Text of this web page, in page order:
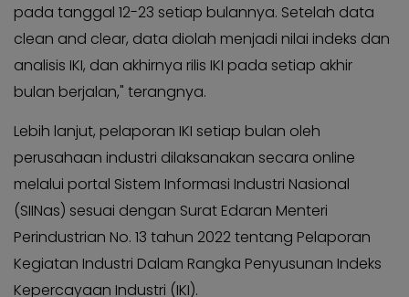
pada tanggal 12-23 setiap bulannya. Setelah data
clean and clear, data diolah menjadi nilai indeks dan
analisis IKI, dan akhirnya rilis IKI pada setiap akhir
bulan berjalan," terangnya.
Lebih lanjut, pelaporan IKI setiap bulan oleh
perusahaan industri dilaksanakan secara online
melalui portal Sistem Informasi Industri Nasional
(SIINas) sesuai dengan Surat Edaran Menteri
Perindustrian No. 13 tahun 2022 tentang Pelaporan
Kegiatan Industri Dalam Rangka Penyusunan Indeks
Kepercayaan Industri (IKI).